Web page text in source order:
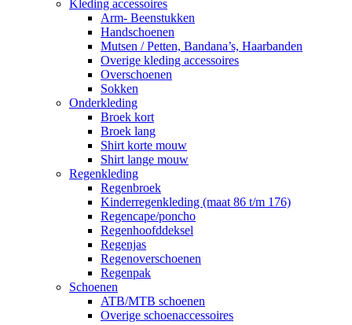
Kleding accessoires
Arm- Beenstukken
Handschoenen
Mutsen / Petten, Bandana’s, Haarbanden
Overige kleding accessoires
Overschoenen
Sokken
Onderkleding
Broek kort
Broek lang
Shirt korte mouw
Shirt lange mouw
Regenkleding
Regenbroek
Kinderregenkleding (maat 86 t/m 176)
Regencape/poncho
Regenhoofddeksel
Regenjas
Regenoverschoenen
Regenpak
Schoenen
ATB/MTB schoenen
Overige schoenaccessoires